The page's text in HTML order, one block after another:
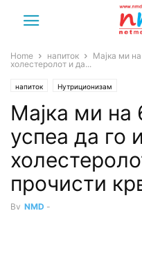
Home напиток
Мајка ми
холестеролот и да...
напиток Нутриционизам
Мајка ми на
успеа да го
прочисти
By NMD -